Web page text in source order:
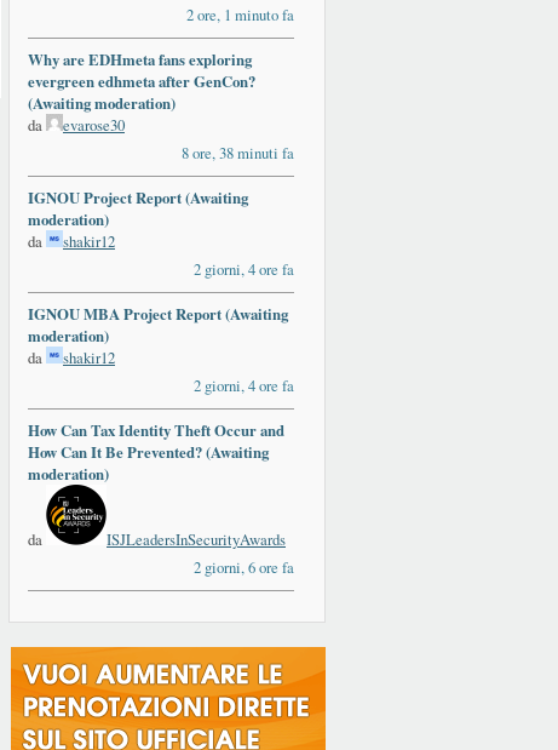
2 ore, 1 minuto fa
Why are EDHmeta fans exploring
evergreen edhmeta after GenCon?
(Awaiting moderation)
da
evarose30
8 ore, 38 minuti fa
IGNOU Project Report (Awaiting
moderation)
da
shakir12
2 giorni, 4 ore fa
IGNOU MBA Project Report (Awaiting
moderation)
da
shakir12
2 giorni, 4 ore fa
How Can Tax Identity Theft Occur and
How Can It Be Prevented? (Awaiting
moderation)
da
ISJLeadersInSecurityAwards
2 giorni, 6 ore fa